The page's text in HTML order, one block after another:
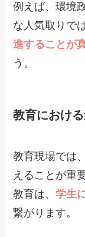
例えば、環境
な人気取りで
進することが
う。
教育におけ
教育現場では
えることが重
教育は、学生
繋がります。